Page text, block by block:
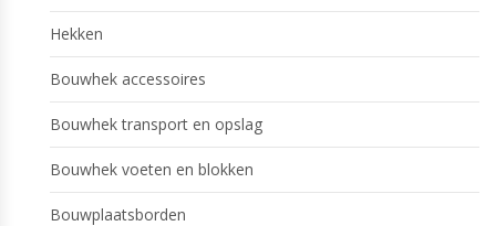
Hekken
Bouwhek accessoires
Bouwhek transport en opslag
Bouwhek voeten en blokken
Bouwplaatsborden